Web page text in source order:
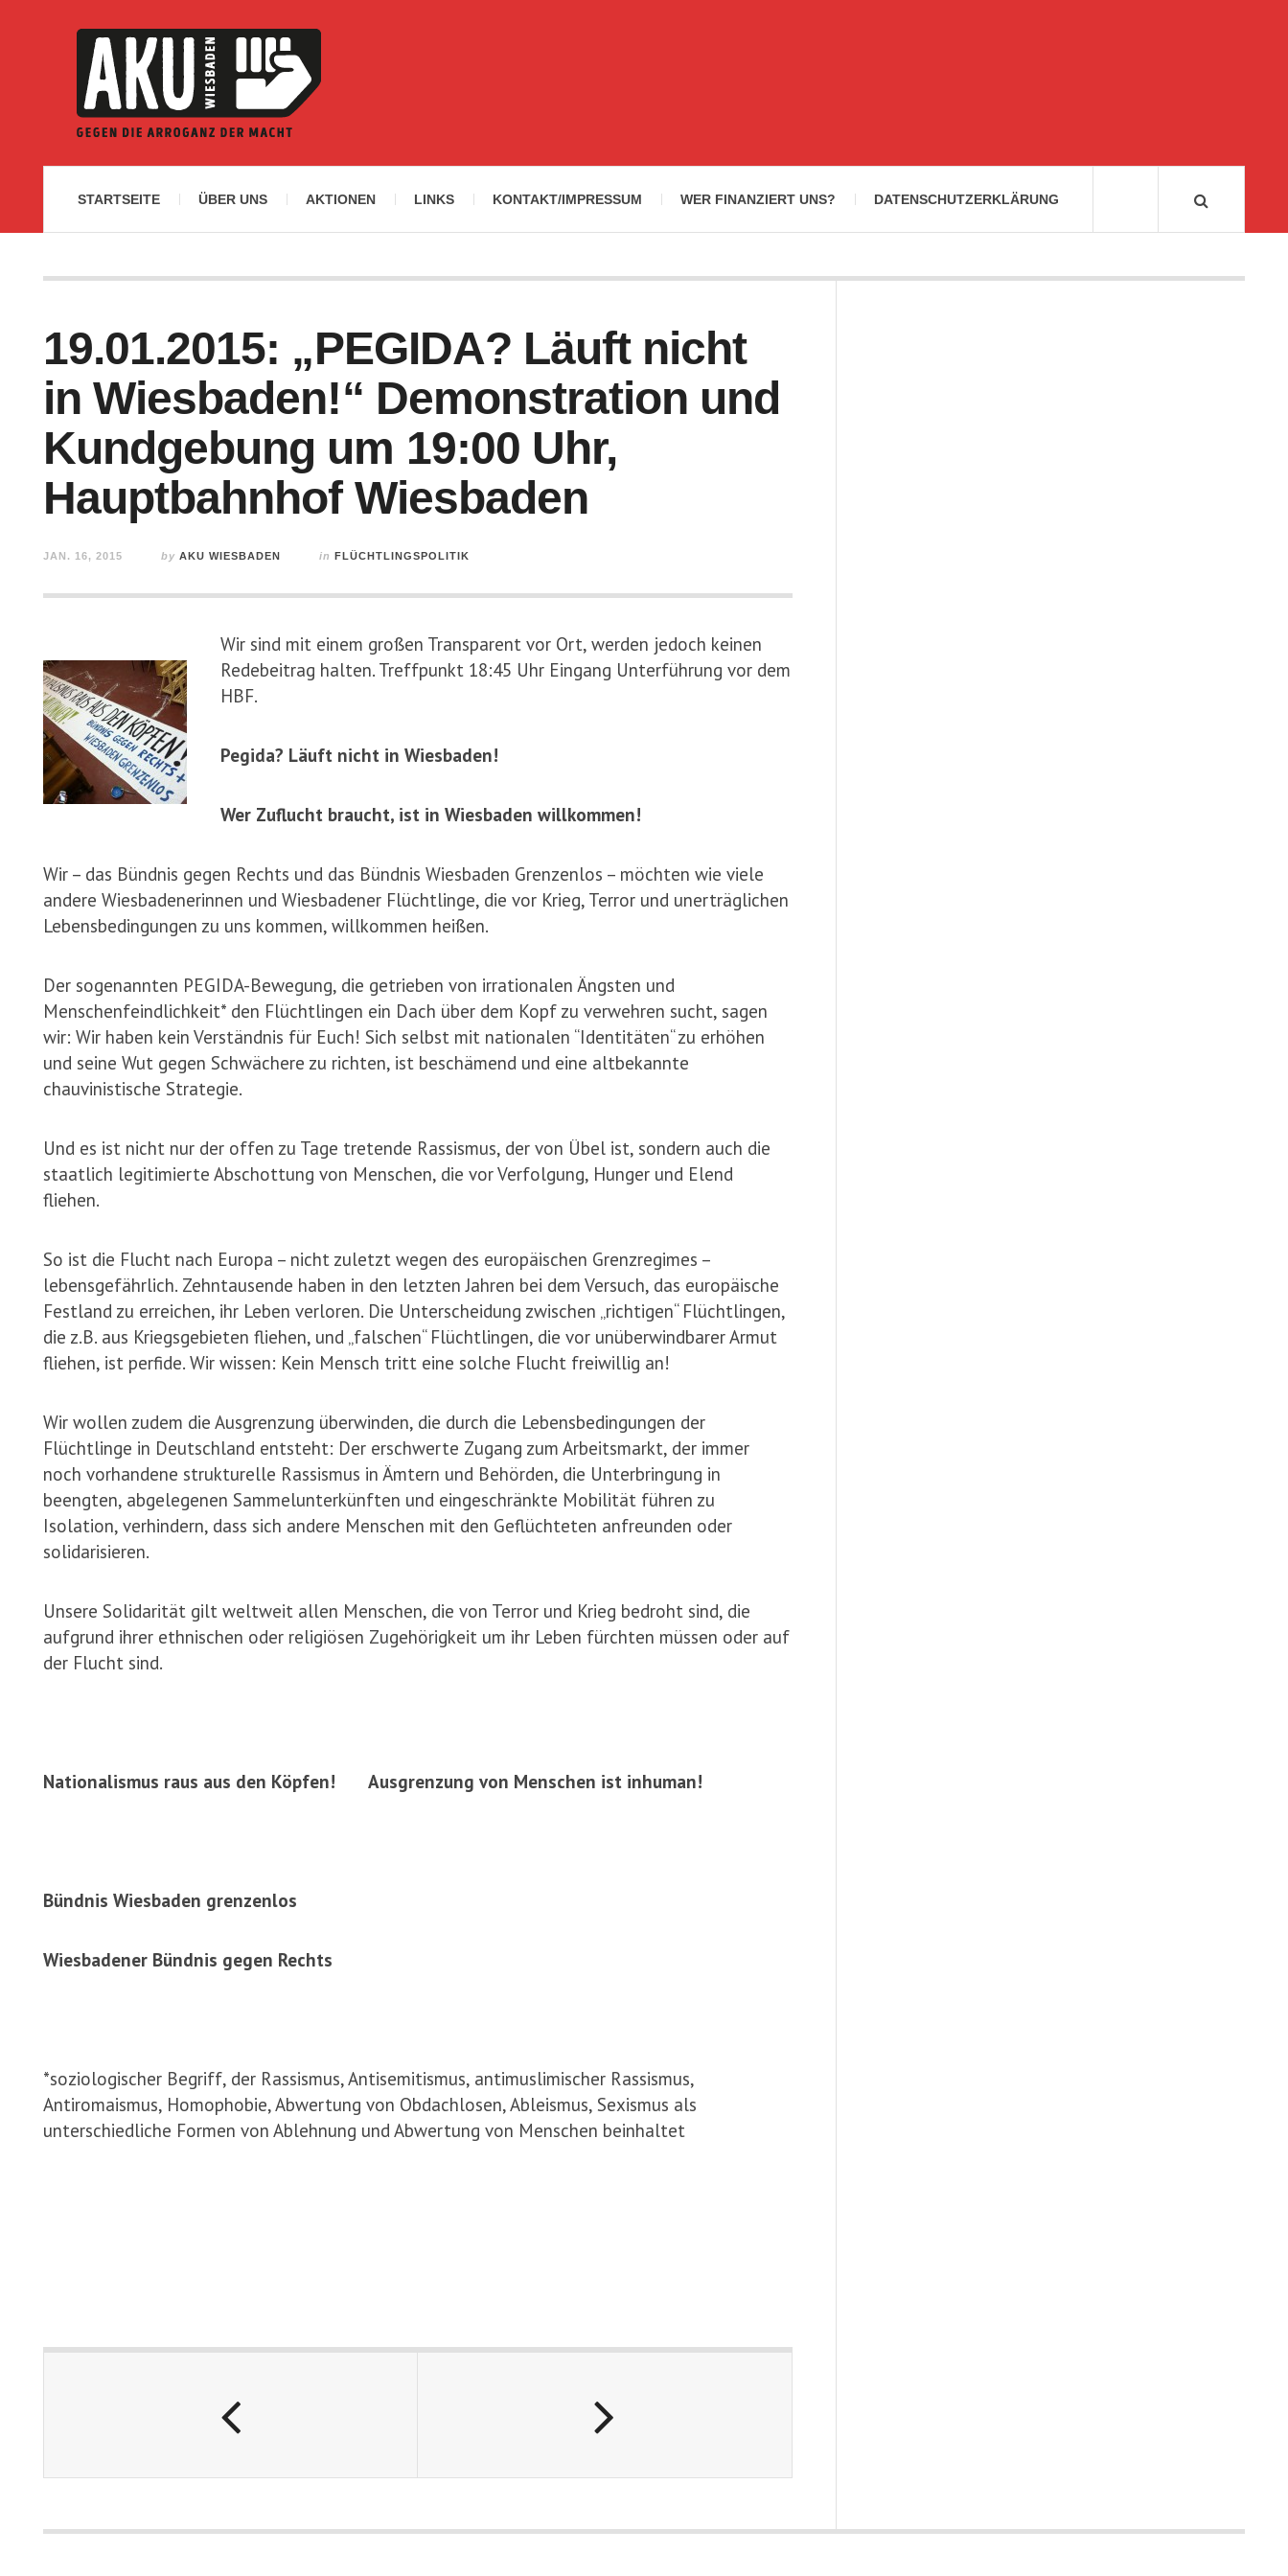
STARTSEITE ÜBER UNS AKTIONEN LINKS KONTAKT/IMPRESSUM WER FINANZIERT UNS? DATENSCHUTZERKLÄRUNG
19.01.2015: „PEGIDA? Läuft nicht
in Wiesbaden!“ Demonstration und
Kundgebung um 19:00 Uhr,
Hauptbahnhof Wiesbaden
JAN. 16, 2015 by AKU WIESBADEN in FLÜCHTLINGSPOLITIK
Wir sind mit einem großen Transparent vor Ort, werden jedoch keinen
Redebeitrag halten. Treffpunkt 18:45 Uhr Eingang Unterführung vor dem
HBF.
Pegida? Läuft nicht in Wiesbaden!
Wer Zuflucht braucht, ist in Wiesbaden willkommen!
Wir – das Bündnis gegen Rechts und das Bündnis Wiesbaden Grenzenlos – möchten wie viele
andere Wiesbadenerinnen und Wiesbadener Flüchtlinge, die vor Krieg, Terror und unerträglichen
Lebensbedingungen zu uns kommen, willkommen heißen.
Der sogenannten PEGIDA-Bewegung, die getrieben von irrationalen Ängsten und
Menschenfeindlichkeit* den Flüchtlingen ein Dach über dem Kopf zu verwehren sucht, sagen
wir: Wir haben kein Verständnis für Euch! Sich selbst mit nationalen “Identitäten“ zu erhöhen
und seine Wut gegen Schwächere zu richten, ist beschämend und eine altbekannte
chauvinistische Strategie.
Und es ist nicht nur der offen zu Tage tretende Rassismus, der von Übel ist, sondern auch die
staatlich legitimierte Abschottung von Menschen, die vor Verfolgung, Hunger und Elend
fliehen.
So ist die Flucht nach Europa – nicht zuletzt wegen des europäischen Grenzregimes –
lebensgefährlich. Zehntausende haben in den letzten Jahren bei dem Versuch, das europäische
Festland zu erreichen, ihr Leben verloren. Die Unterscheidung zwischen „richtigen“ Flüchtlingen,
die z.B. aus Kriegsgebieten fliehen, und „falschen“ Flüchtlingen, die vor unüberwindbarer Armut
fliehen, ist perfide. Wir wissen: Kein Mensch tritt eine solche Flucht freiwillig an!
Wir wollen zudem die Ausgrenzung überwinden, die durch die Lebensbedingungen der
Flüchtlinge in Deutschland entsteht: Der erschwerte Zugang zum Arbeitsmarkt, der immer
noch vorhandene strukturelle Rassismus in Ämtern und Behörden, die Unterbringung in
beengten, abgelegenen Sammelunterkünften und eingeschränkte Mobilität führen zu
Isolation, verhindern, dass sich andere Menschen mit den Geflüchteten anfreunden oder
solidarisieren.
Unsere Solidarität gilt weltweit allen Menschen, die von Terror und Krieg bedroht sind, die
aufgrund ihrer ethnischen oder religiösen Zugehörigkeit um ihr Leben fürchten müssen oder auf
der Flucht sind.
Nationalismus raus aus den Köpfen! Ausgrenzung von Menschen ist inhuman!
Bündnis Wiesbaden grenzenlos
Wiesbadener Bündnis gegen Rechts
*soziologischer Begriff, der Rassismus, Antisemitismus, antimuslimischer Rassismus,
Antiromaismus, Homophobie, Abwertung von Obdachlosen, Ableismus, Sexismus als
unterschiedliche Formen von Ablehnung und Abwertung von Menschen beinhaltet